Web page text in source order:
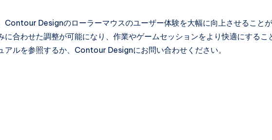
Contour Designのローラーマウスのユーザー体験を大幅に向上させること
に合わせた調整が可能になり、作業やゲームセッションをより快適にするこ
ルを参照するか、Contour Designにお問い合わせください。